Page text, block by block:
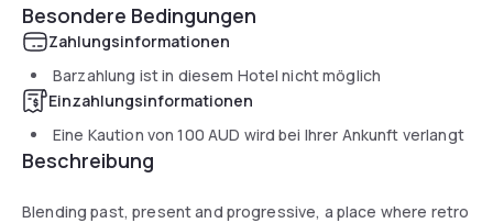
Besondere Bedingungen
Zahlungsinformationen
Barzahlung ist in diesem Hotel nicht möglich
Einzahlungsinformationen
Eine Kaution von100 AUD wird bei Ihrer Ankunft verlangt
Beschreibung
Blending past, present and progressive, a place where retro